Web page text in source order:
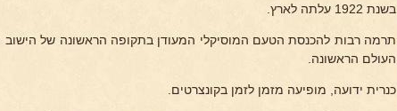
בשנת 1922 עלתה לארץ.
תרמה רבות להכנסת הטעם המוסיקלי המעודן בתקופה הראשונה של
העולם הראשונה.
כנרית ידועה, מופיעה מזמן לזמן בקונצרטים.